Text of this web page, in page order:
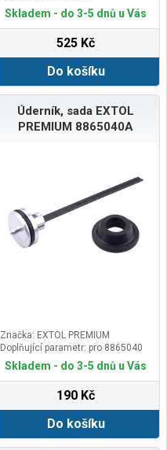
Skladem - do 3-5 dnů u Vás
525 Kč
Do košíku
Úderník, sada EXTOL
PREMIUM 8865040A
Značka: EXTOL PREMIUM
Doplňující parametr: pro 8865040
Skladem - do 3-5 dnů u Vás
190 Kč
Do košíku